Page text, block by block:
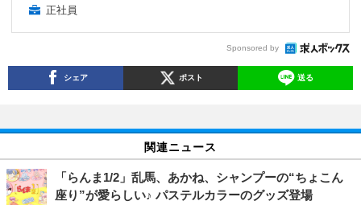
正社員
Sponsored by
シェア ポスト 送る
関連ニュース
「らんま1/2」乱馬、あかね、シャンプーの“ちょこん
座り”が愛らしい♪ パステルカラーのグッズ登場